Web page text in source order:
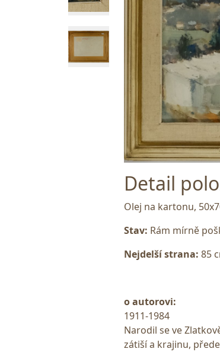
Detail
Olej na kartonu,
Stav: Rám mírně
Nejdelší strana: 85
o autorovi:
1911-1984
Narodil se ve
zátiší a krajinu,